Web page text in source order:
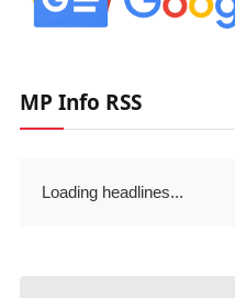
MP Info RSS
Loading headlines...